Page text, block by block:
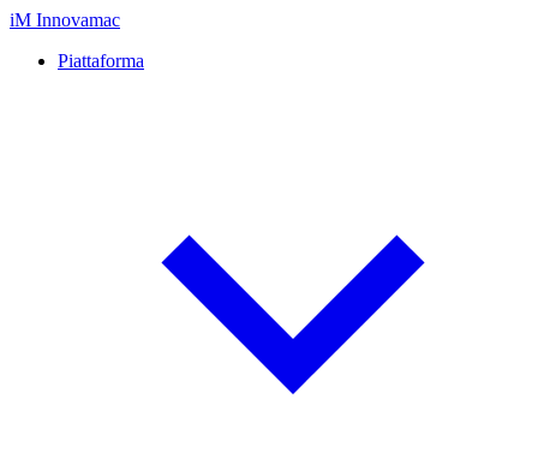
iM Innovamac
Piattaforma